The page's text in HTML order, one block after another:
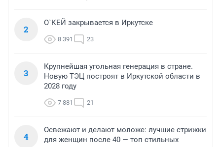
2
О`КЕЙ закрывается в Иркутске
8 391 23
3
Крупнейшая угольная генерация в стране.
Новую ТЭЦ построят в Иркутской области в
2028 году
7 881 21
4
Освежают и делают моложе: лучшие стрижки
для женщин после 40 — топ стильных